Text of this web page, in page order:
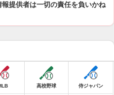
提供者は一切の責任を負いかね
高校野球 侍ジャパン